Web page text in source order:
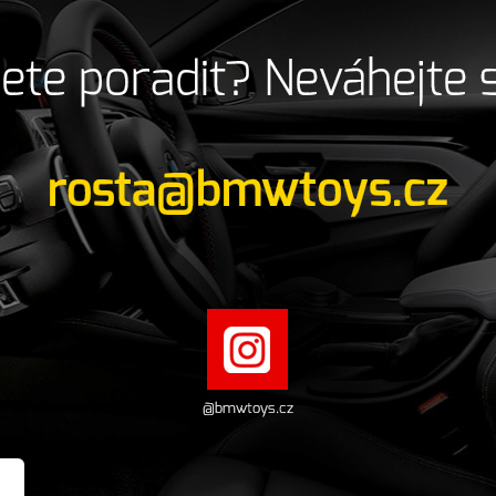
poradit? Neváhejte
rosta@bmwtoys.cz
@bmwtoys.cz